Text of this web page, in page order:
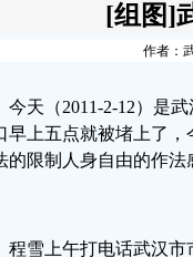
[组图]
作者：
今天（2011-2-12）是
早上五点就被堵上了
的限制人身自由的作法
程雪上午打电话武汉市